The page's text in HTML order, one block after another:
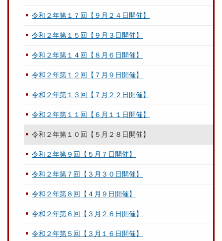
令和２年第１７回【９月２４日開催】
令和２年第１５回【９月３日開催】
令和２年第１４回【８月６日開催】
令和２年第１２回【７月９日開催】
令和２年第１３回【７月２２日開催】
令和２年第１１回【６月１１日開催】
令和２年第１０回【５月２８日開催】
令和２年第９回【５月７日開催】
令和２年第７回【３月３０日開催】
令和２年第８回【４月９日開催】
令和２年第６回【３月２６日開催】
令和２年第５回【３月１６日開催】